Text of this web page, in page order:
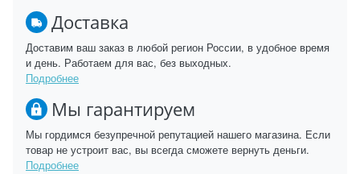
Доставка
Доставим ваш заказ в любой регион России, в удобное время
и день. Работаем для вас, без выходных.
Подробнее
Мы гарантируем
Мы гордимся безупречной репутацией нашего магазина. Если
товар не устроит вас, вы всегда сможете вернуть деньги.
Подробнее